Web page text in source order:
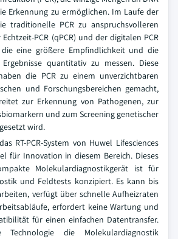
Erkennung zu ermöglichen. Im Laufe der
traditionelle PCR zu anspruchsvolleren
PCR (qPCR) und der digitalen PCR
eine größere Empfindlichkeit und die
quantitativ zu messen. Diese
die PCR zu einem unverzichtbaren
und Forschungsbereichen gemacht,
zur Erkennung von Pathogenen, zur
und zum Screening genetischer
wird.
RT-PCR-System von Huwel Lifesciences
für Innovation in diesem Bereich. Dieses
Molekulardiagnostikgerät ist für
und Feldtests konzipiert. Es kann bis
verfügt über schnelle Aufheizraten
erfordert keine Wartung und
für einen einfachen Datentransfer.
die Molekulardiagnostik